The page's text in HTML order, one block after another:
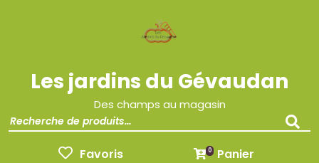
Les jardins du Gévaudan
Des champs au magasin
Favoris 0 Panier